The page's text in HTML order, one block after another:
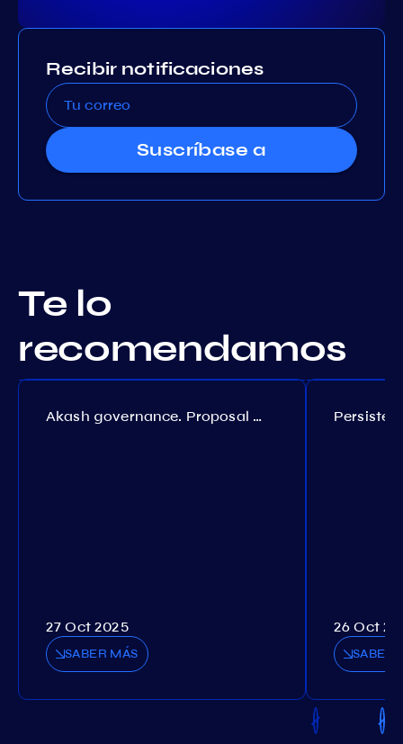
Recibir notificaciones
Suscríbase a
Te lo
recomendamos
Akash governance. Proposal №308
27 Oct 2025
SABER MÁS
26 Oct
SABER